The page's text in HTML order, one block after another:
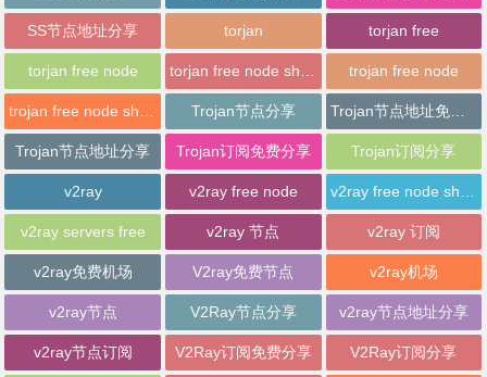
SS节点地址分享 torjan torjan free
torjan free node trojan free node
Trojan节点分享 Trojan节点地址免费分享
Trojan节点地址分享 Trojan订阅免费分享 Trojan订阅分享
v2ray v2ray free node
v2ray servers free v2ray 节点 v2ray 订阅
v2ray免费机场 V2ray免费节点 v2ray机场
v2ray节点 V2Ray节点分享 v2ray节点地址分享
v2ray节点订阅 V2Ray订阅免费分享 V2Ray订阅分享